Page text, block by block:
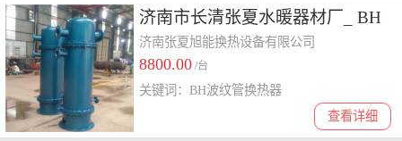
济南市长清张夏水暖器材厂_ BH
波纹管换热器
济南张夏旭能换热设备有限公司
8800.00 /台
查看详细
关键词：BH波纹管换热器